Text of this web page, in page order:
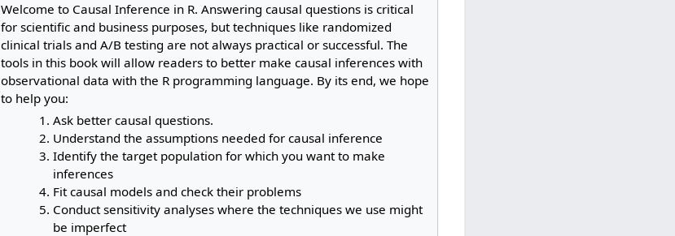
Welcome to Causal Inference in R. Answering causal questions is critical
for scientific and business purposes, but techniques like randomized
clinical trials and A/B testing are not always practical or successful. The
tools in this book will allow readers to better make causal inferences with
observational data with the R programming language. By its end, we hope
to help you:
Ask better causal questions.
Understand the assumptions needed for causal inference
Identify the target population for which you want to make
inferences
Fit causal models and check their problems
Conduct sensitivity analyses where the techniques we use might
be imperfect